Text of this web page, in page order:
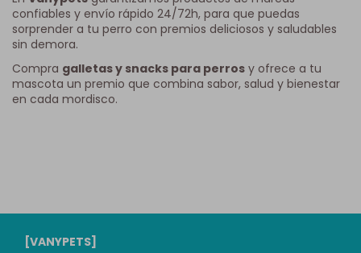
confiables y envío rápido 24/72h, para que puedas
sorprender a tu perro con premios deliciosos y saludables
sin demora.
Compra galletas y snacks para perros y ofrece a tu
mascota un premio que combina sabor, salud y bienestar
en cada mordisco.
[VANYPETS]